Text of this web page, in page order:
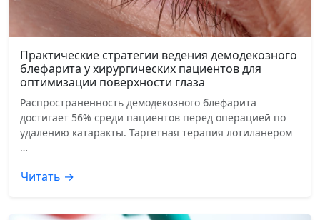
Практические стратегии ведения демодекозного
блефарита у хирургических пациентов для
оптимизации поверхности глаза
Распространенность демодекозного блефарита
достигает 56% среди пациентов перед операцией по
удалению катаракты. Таргетная терапия лотиланером
…
Читать →